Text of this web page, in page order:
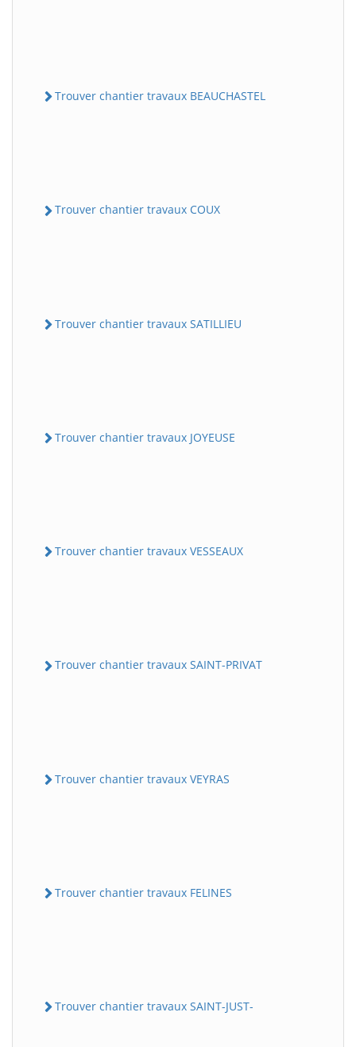
Trouver chantier travaux BEAUCHASTEL
Trouver chantier travaux COUX
Trouver chantier travaux SATILLIEU
Trouver chantier travaux JOYEUSE
Trouver chantier travaux VESSEAUX
Trouver chantier travaux SAINT-PRIVAT
Trouver chantier travaux VEYRAS
Trouver chantier travaux FELINES
Trouver chantier travaux SAINT-JUST-